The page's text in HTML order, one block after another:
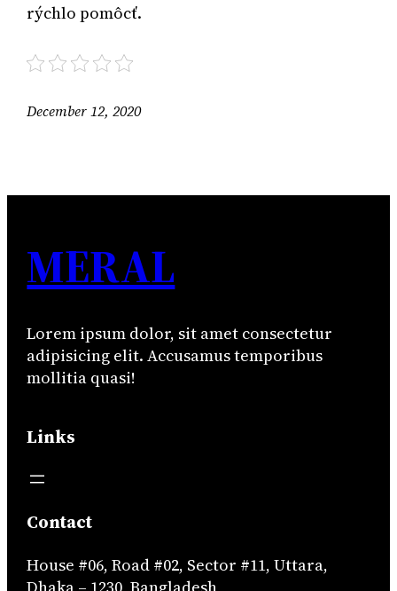
rýchlo pomôcť.
December 12, 2020
MERAL
Lorem ipsum dolor, sit amet consectetur
adipisicing elit. Accusamus temporibus
mollitia quasi!
Links
Contact
House #06, Road #02, Sector #11, Uttara,